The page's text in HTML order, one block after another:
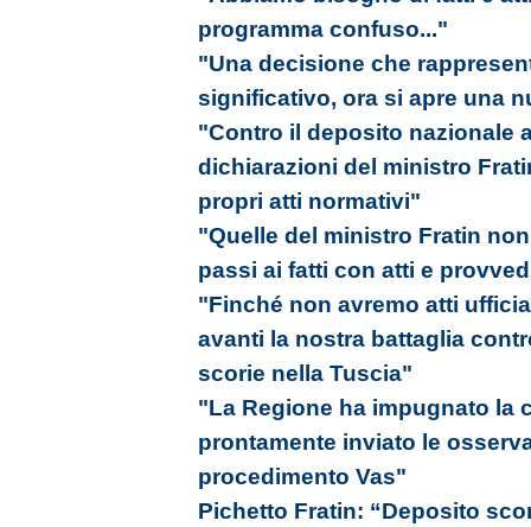
programma confuso..."
"Una decisione che
significativo, ora si apre una
"Contro il deposito nazionale
dichiarazioni del ministro
propri atti normativi"
"Quelle del ministro Fratin
passi ai fatti con atti e
"Finché non avremo atti
avanti la nostra battaglia
scorie nella Tuscia"
"La Regione ha impugnato la
prontamente inviato le
procedimento Vas"
Pichetto Fratin: “Deposito